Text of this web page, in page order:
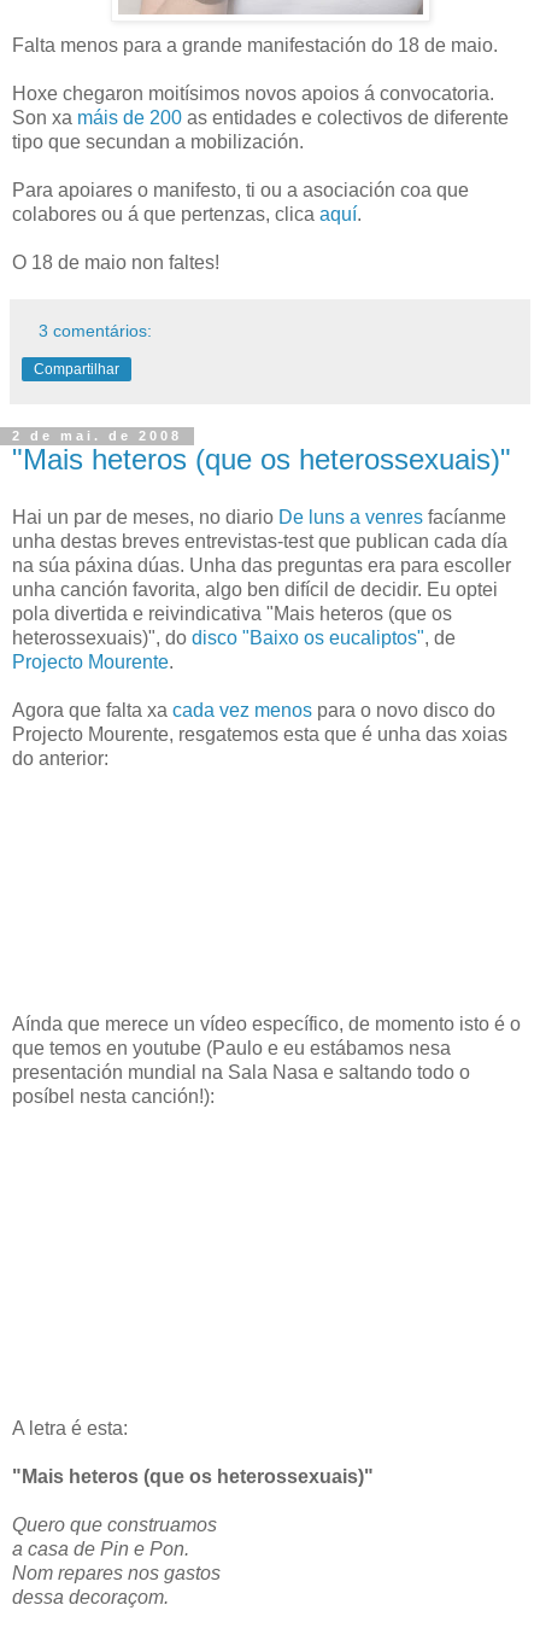
Falta menos para a grande manifestación do 18 de maio.
Hoxe chegaron moitísimos novos apoios á convocatoria.
Son xa máis de 200 as entidades e colectivos de diferente
tipo que secundan a mobilización.
Para apoiares o manifesto, ti ou a asociación coa que
colabores ou á que pertenzas, clica aquí.
O 18 de maio non faltes!
3 comentários:
Compartilhar
2 de mai. de 2008
"Mais heteros (que os heterossexuais)"
Hai un par de meses, no diario De luns a venres facíanme
unha destas breves entrevistas-test que publican cada día
na súa páxina dúas. Unha das preguntas era para escoller
unha canción favorita, algo ben difícil de decidir. Eu optei
pola divertida e reivindicativa "Mais heteros (que os
heterossexuais)", do disco "Baixo os eucaliptos", de
Projecto Mourente.
Agora que falta xa cada vez menos para o novo disco do
Projecto Mourente, resgatemos esta que é unha das xoias
do anterior:
Aínda que merece un vídeo específico, de momento isto é o
que temos en youtube (Paulo e eu estábamos nesa
presentación mundial na Sala Nasa e saltando todo o
posíbel nesta canción!):
A letra é esta:
"Mais heteros (que os heterossexuais)"
Quero que construamos
a casa de Pin e Pon.
Nom repares nos gastos
dessa decoraçom.